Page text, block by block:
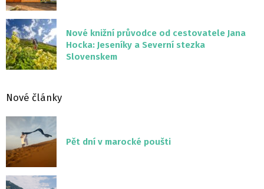
Nové knižní průvodce od cestovatele Jana
Hocka: Jeseníky a Severní stezka
Slovenskem
Nové články
Pět dní v marocké poušti